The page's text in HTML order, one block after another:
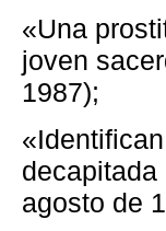
«Una
joven
1987);
decapitada
agosto de